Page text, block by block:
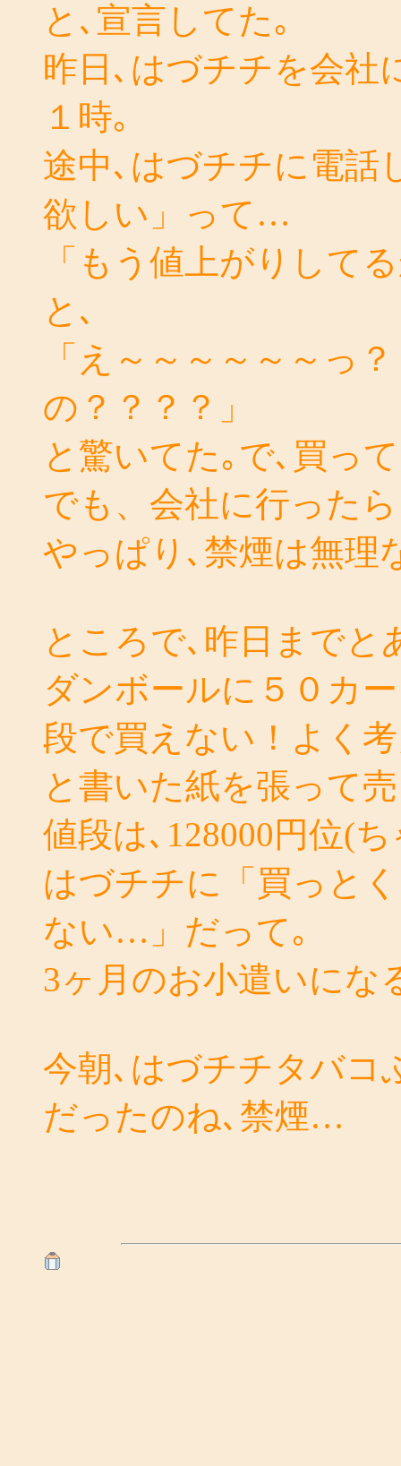
と､宣言してた｡
昨日､はづチチを会社
１時｡
途中､はづチチに電話
欲しい」って…
「もう値上がりして
と､
「え～～～～～～っ
の？？？？」
と驚いてた｡で､買っ
でも、会社に行った
やっぱり､禁煙は無
ところで､昨日までと
ダンボールに５０カ
段で買えない！よく
と書いた紙を張って
値段は､128000円位(
はづチチに「買っと
ない…」だって｡
3ヶ月のお小遣いにな
今朝､はづチチタバ
だったのね､禁煙…